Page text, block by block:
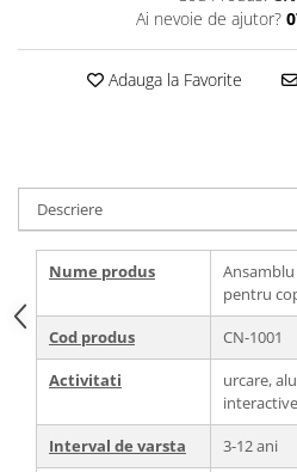
Ai nevoie de ajutor?
Adauga la Favorite
Descriere
Nume produs
pentru
Cod produs
CN-1001
Activitati
urcare,
interactive
Interval de varsta
3-12 ani